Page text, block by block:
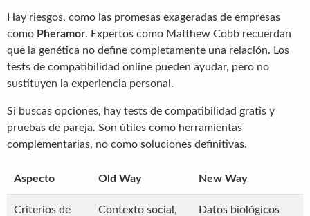
Hay riesgos, como las promesas exageradas de empresas
como Pheramor. Expertos como Matthew Cobb recuerdan
que la genética no define completamente una relación. Los
tests de compatibilidad online pueden ayudar, pero no
sustituyen la experiencia personal.
Si buscas opciones, hay tests de compatibilidad gratis y
pruebas de pareja. Son útiles como herramientas
complementarias, no como soluciones definitivas.
Aspecto Old Way New Way
Criterios de
Contexto social,
Datos biológicos